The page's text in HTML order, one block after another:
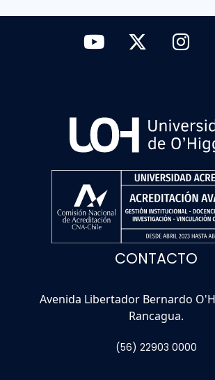
CONTACTO
Avenida Libertador Bernardo
Rancagua.
(56) 22903 0000